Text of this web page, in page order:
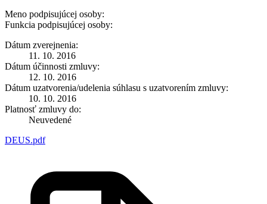
Meno podpisujúcej osoby:
Funkcia podpisujúcej osoby:
Dátum zverejnenia:
11. 10. 2016
Dátum účinnosti zmluvy:
12. 10. 2016
Dátum uzatvorenia/udelenia súhlasu s uzatvorením zmluvy:
10. 10. 2016
Platnosť zmluvy do:
Neuvedené
DEUS.pdf